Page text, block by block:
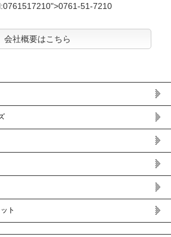
51-7210
会社概要はこちら
ト